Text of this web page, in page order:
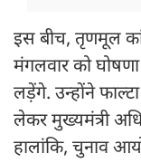
इस बीच, तृणमूल
मंगलवार को
लड़ेंगे. उन्होंने
लेकर मुख्यमंत्री
हालांकि, चुनाव